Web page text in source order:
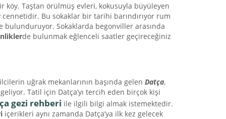
köy. Taştan örülmüş evleri, kokusuyla büyüleyen
cennetidir. Bu sokaklar bir tarihi barındırıyor rum
bulunduruyor. Sokaklarda begonviller arasında
de bulunmak eğlenceli saatler geçireceğiniz
uğrak mekanlarının başında gelen Datça,
Tatil için Datça’yı tercih eden birçok kişi
gezi rehberi ile ilgili bilgi almak istemektedir.
içerikleri aynı zamanda Datça’ya ilk kez gelecek